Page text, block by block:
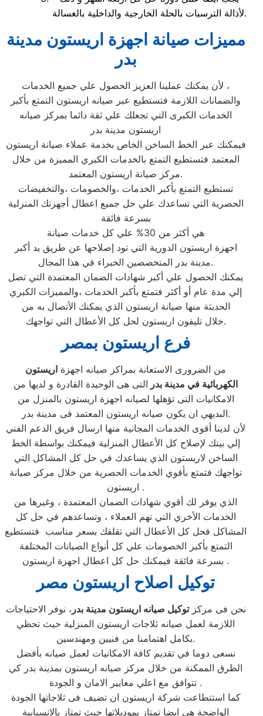
لأذالة الترسبات بالحلة الخارجية والداخلية بالغسالة.
مميزات صيانة اجهزة اريستون مدينة
بدر
لأن يمكنك عملينا العزيز الحصول علي جميع الخدمات ،
والضمانات اللازمة فتستطيع عبر صيانه اريستون التمتع بأكبر
الخدمات الكبرى التي تجعلك علي ثقة دائما بمركز صيانه
اريستون مدينة بدر
فيمكنك عبر الخط الساخن الخاص بخدمة عملاء صيانة اريستون
المعتمد فتستطيع التمتع بالخدمات الكبري المميزة من خلال
مركز صيانة اريستون المعتمد.
تستطيع التمتع بأكبر الخدمات ،والخصومات ،والتخفيضات
الحصرية التي تساعدك علي حل جميع اعطال أجهزتك المنزلية
بسرعة فائقة
هي أكثر من 30% علي كل خدمات صيانة
اجهزة اريستون الدورية التي تود إصلاحها عن طريق يد أكبر
مدينة بدر المتخصصين الخبراء في هذا المجال.
يمكنك الحصول علي أكبر شهادات الضمان المعتمدة التي تصل
إلي مدة عام أو أكثر فتمتع بأكبر الخدمات ،والمميزات الكبري
الحديثة منها صيانة اريستون الذي يمكنك الأتصال به من
خلال تليفون اريستون لحل كل الأعطال التي تواجهك.
فرع اريستون بمصر
من الضرورى الاستعانة بمراكز صيانه اجهزة اريستون
الكهربائية في مدينة بدر التى هى الوحيدة القادرة و لديها من
الامكانيات التى تؤهلها لصيانه اجهزة اريستون بالمنزل من
البديهي ان يكون صيانه اريستون المعتمد فى مدينة بدر.
لأن لدينا أقوى الخدمات المجانية منها ارسال فريق الدعم الفني
إلي بيتك لإصلاح كل الأعطال المنزلية فيمكنك بواسطة الخط
الساخن لاريستون الذي يساعدك في حل كل المشاكل التي
تواجهك فتمتع بأقوي الخدمات الحصرية من خلال مركز صيانة
اريستون .
الذي يوفر لك أقوي شهادات الضمان المعتمدة ، وغيرها من
الخدمات الأخري التي تهم العملاء ، وتساعدهم في حل كل
المشاكل فحل كل الأعطال التي تقلقك بسعر مناسب فتستطيع
التمتع بأكبر الخصومات علي كل أنواع الصيانات المختلفة
بسرعة فائقة فيمكنك حل كل اعطال اجهزة اريستون .
توكيل اصلاح اريستون مصر
نحن فى مركزتوكيل صيانه اريستون مدينة بدر ، نوفر الاحتياجات
اللازمة لعمل صيانه ثلاجات اريستون المنزلية حيث تحظي
بكامل اهتمامنا من فنيين ومهندسين.
نسعى دوما في تقديم كافة الامكانيات لعمل صيانه بأفضل
الطرق الممكنة من خلال مركز صيانه اريستون بمدينة بدر كي
تتوافق مع اعلي معايير الامان و الجودة .
كما استتطاعت شركة اريستون ان تضيف فى ثلاجاتها الجودة
الواضحة هى ايضا تمتاز بموديلاتها حيث تمتاز بالانسيابية